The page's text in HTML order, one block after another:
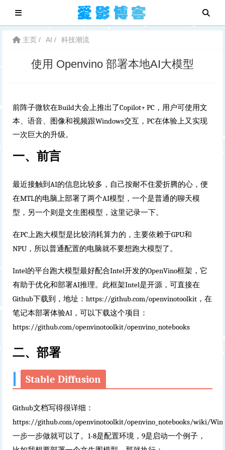
主页 AI 科技潮流
使用 Openvino 部署本地AI大模型
前阵子微软在Build大会上推出了Copilot+ PC，用户可使用文
本、语音、图像和视频跟Windows交互，PC在体验上又实现
一次巨大的升级。
一、前言
最近接触到AI的信息比较多，自己按耐不住爱折腾的心，便
在MTL的电脑上部署了两个AI模型，一个是普通的聊天模
型，另一个则是文生图模型，这里记录一下。
在PC上跑大模型是比较消耗算力的，主要依赖于GPU和
NPU，所以普通配置的电脑就不要想跑大模型了。
Intel的平台跑大模型最好配合Intel开发的OpenVino框架，它
有助于优化和部署AI推理。此框架Intel是开源，可直接在
Github下载到，地址：https://github.com/openvinotoolkit，在
笔记本部署体验AI，可以下载这个项目：
https://github.com/openvinotoolkit/openvino_notebooks
二、部署
Stable Diffusion
Github文档写得很详细：
https://github.com/openvinotoolkit/openvino_notebooks/wiki/
一步一步做就可以了。1-8是配置环境，9是启动一个例子，